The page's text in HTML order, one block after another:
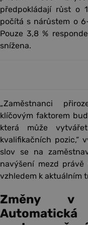
předpokládají růst o
počítá s nárůstem o
Pouze 3,8 %
snížena.
„Zaměstnanci
klíčovým faktorem
která může
kvalifikačních pozic,“
slov se na
navýšení mezd
vzhledem k aktuálním
Změny v